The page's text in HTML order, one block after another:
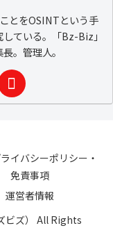
とをOSINTという手
ている。「Bz-Biz」
。管理人。
イバシーポリシー・
免責事項
運営者情報
ズ） All Rights